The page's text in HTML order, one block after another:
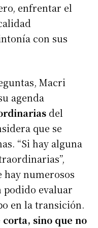
enfrentar el
con sus
Macri
agenda
del
que se
“Si hay alguna
numerosos
podido evaluar
en la transición.
sino que no